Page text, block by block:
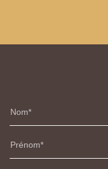
Nom
Prénom